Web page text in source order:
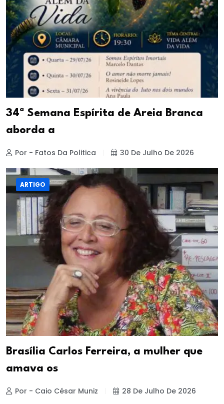
34ª Semana Espírita de Areia Branca
aborda a
Por - Fatos Da Politica 30 De Julho De 2026
ARTIGO
Brasília Carlos Ferreira, a mulher que
amava os
Por - Caio César Muniz 28 De Julho De 2026